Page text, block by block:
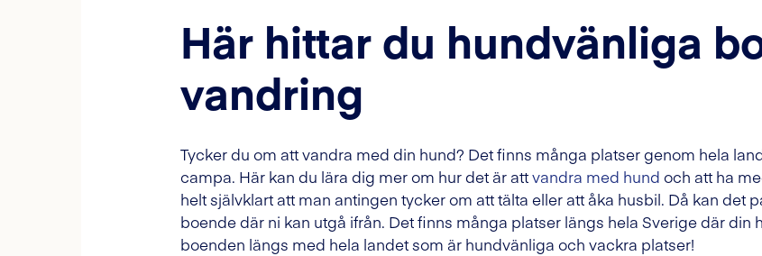
Här hittar du hundvänliga
vandring
Tycker du om att vandra med din hund? Det finns många platser genom hela
campa. Här kan du lära dig mer om hur det är attvandra med hund och att ha
helt självklart att man antingen tycker om att tälta eller att åka husbil. Då kan det
boende där ni kan utgå ifrån. Det finns många platser längs hela Sverige där din
boenden längs med hela landet som är hundvänliga och vackra platser!